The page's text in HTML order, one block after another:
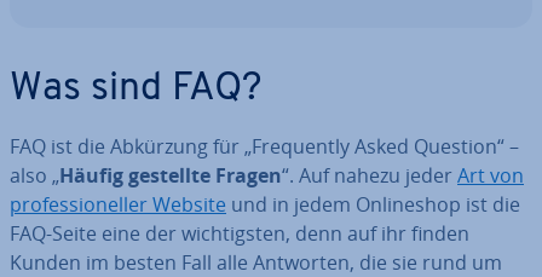
Was sind FAQ?
FAQ ist die Abkürzung für „Fre­quent­ly Asked Question“ –
also „Häufig gestellte Fragen“. Auf nahezu jeder Art von
pro­fes­sio­nel­ler Website und in jedem On­line­shop ist die
FAQ-Seite eine der wich­tigs­ten, denn auf ihr finden
Kunden im besten Fall alle Antworten, die sie rund um